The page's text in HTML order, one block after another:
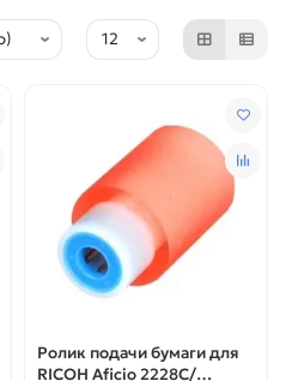
Ролик подачи бумаги для
RICOH Aficio 2228C/